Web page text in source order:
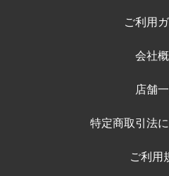
ご利用
会社
店舗
特定商取引法
ご利用